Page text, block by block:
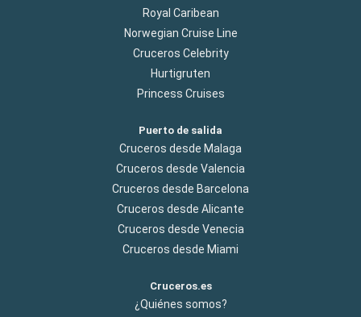
Royal Caribean
Norwegian Cruise Line
Cruceros Celebrity
Hurtigruten
Princess Cruises
Puerto de salida
Cruceros desde Malaga
Cruceros desde Valencia
Cruceros desde Barcelona
Cruceros desde Alicante
Cruceros desde Venecia
Cruceros desde Miami
Cruceros.es
¿Quiénes somos?